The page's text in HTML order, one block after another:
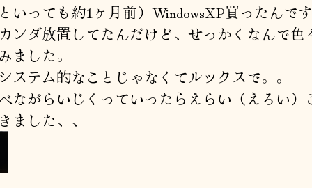
籍）
へ
いっても約1ヶ月前）WindowsXP買ったんです
ンダ放置してたんだけど、せっかくなんで色
ました。
ステム的なことじゃなくてルックスで。。
ながらいじくっていったらえらい（えろい）
ました、、